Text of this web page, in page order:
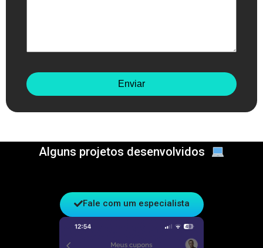
Alguns projetos desenvolvidos
Fale com um especialista